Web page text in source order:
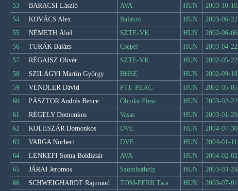
53
BARACSI László AVA HUN
2003-10-10
54
KOVÁCS Alex Balaton HUN
2003-06-22
55
NÉMETH Ábel SZTE-VK HUN
2002-06-06
56
TURÁK Balázs Csepel HUN
2003-04-22
57
RÉGAISZ Olivér SZTE-VK HUN
2002-05-22
58
SZILÁGYI Martin György BHSE HUN
2002-09-18
59
VENDLER Dávid PTE-PEAC HUN
2002-05-05
60
PÁSZTOR András Bence Óbudai Fless HUN
2003-02-22
61
RÉGELY Domonkos Vasas HUN
2003-01-29
62
KOLESZÁR Domonkos DVE HUN
2004-07-30
63
VARGA Norbert DVE HUN
2004-01-11
64
LENKEFI Soma Boldizsár AVA HUN
2004-02-02
65
JÁRAI Jeromos Szombathely HUN
2003-03-24
66
SCHWEIGHARDT Rajmund TOM-FERR Tata HUN
2003-07-01